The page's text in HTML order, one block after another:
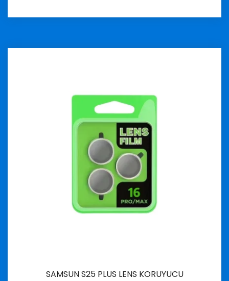
SAMSUN S25 PLUS LENS KORUYUCU